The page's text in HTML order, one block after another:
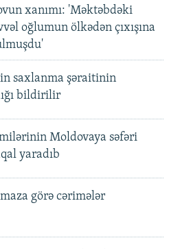
xanımı: 'Məktəbdəki
oğlumun ölkədən çıxışına
saxlanma şəraitinin
bildirilir
Moldovaya səfəri
yaradıb
görə cərimələr